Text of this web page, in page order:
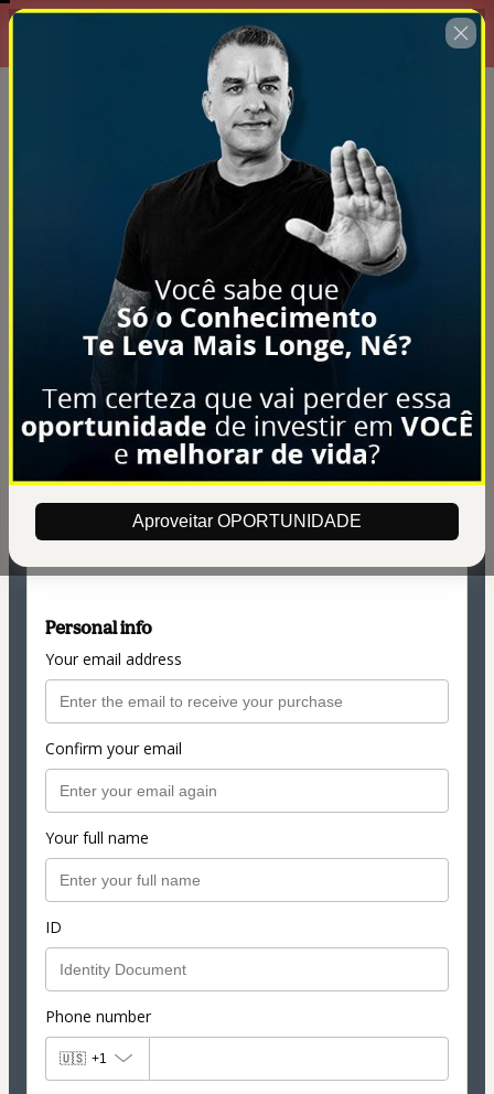
Aproveitar OPORTUNIDADE
Aproveite: Oferta Exclusiva por
Tempo Limitado!
Change country
Coleção 5 Manuais com Foco na
Hipertrofia
$42.00
(+ applicable taxes.Click herefor more
Personal info
Your email address
Confirm your email
Your full name
ID
Phone number
🇺🇸 +1